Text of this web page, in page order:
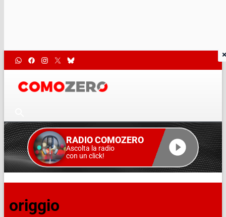
RADIO COMOZERO
Ascolta la radio
con un click!
origgio